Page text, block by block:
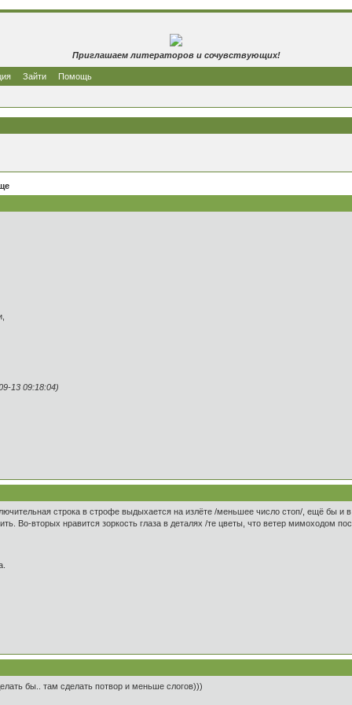
Приглашаем литераторов и сочувствующих!
Зайти Помощь
13 09:18:04)
строка в строфе выдыхается на излёте /меньшее число стоп/, ещё бы и
Во-вторых нравится зоркость глаза в деталях /те цветы, что ветер мимоходом
бы.. там сделать потвор и меньше слогов)))